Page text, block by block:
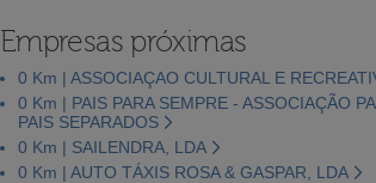
Empresas próximas
0 Km | ASSOCIAÇAO CULTURAL E
0 Km | PAIS PARA SEMPRE - ASSOCIAÇÃO
PAIS SEPARADOS
0 Km | SAILENDRA, LDA
0 Km | AUTO TÁXIS ROSA & GASPAR, LDA